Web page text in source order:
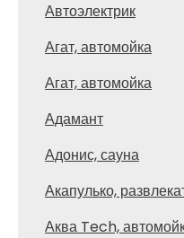
Автоэлектрик
Агат, автомойка
Агат, автомойка
Адамант
Адонис, сауна
Акапулько,
Аква Tech,